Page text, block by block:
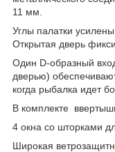
11 мм.
Углы палатки
Открытая дверь
Один D-образный
дверью)
когда рыбалка идет
В комплекте
4 окна со шторками
Широкая